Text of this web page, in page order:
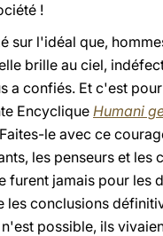
!
l'idéal que,
brille au ciel,
a confiés. Et c'est
Encyclique Humani
le avec ce
les penseurs et les
jamais pour les
conclusions
possible, ils